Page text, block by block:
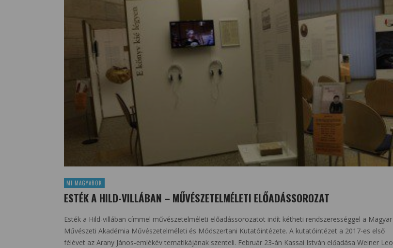
MI MAGYAROK
ESTÉK A HILD-VILLÁBAN – MŰVÉSZETELMÉLETI ELŐADÁSSOROZAT
Esték a Hild-villában címmel művészetelméleti előadássorozatot indít kétheti rendszerességgel a Magyar
Művészeti Akadémia Művészetelméleti és Módszertani Kutatóintézete. A kutatóintézet a 2017-es első
félévet az Arany János-emlékév tematikájának szenteli. Február 23-án Kassai István előadása Weiner Leo